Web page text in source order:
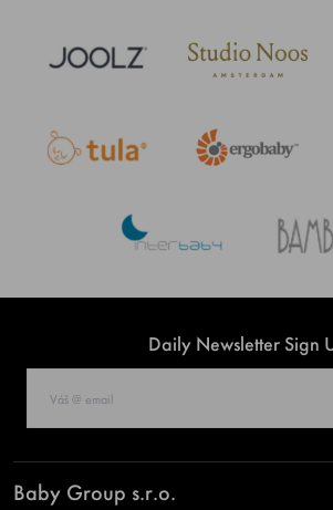
Daily Newsletter Sign
Baby Group s.r.o.